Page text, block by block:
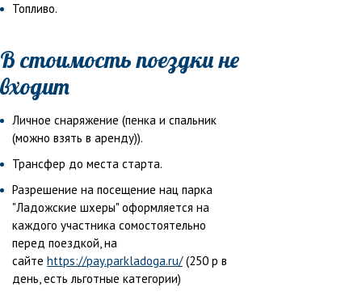
Топливо.
В стоимость поездки не
входит
Личное снаряжение (пенка и спальник
(можно взять в аренду)).
Трансфер до места старта.
Разрешение на посещение нац парка
"Ладожские шхеры" оформляется на
каждого участника сомостоятельно
перед поездкой, на
сайте https://pay.parkladoga.ru/(250 р в
день, есть льготные категории)